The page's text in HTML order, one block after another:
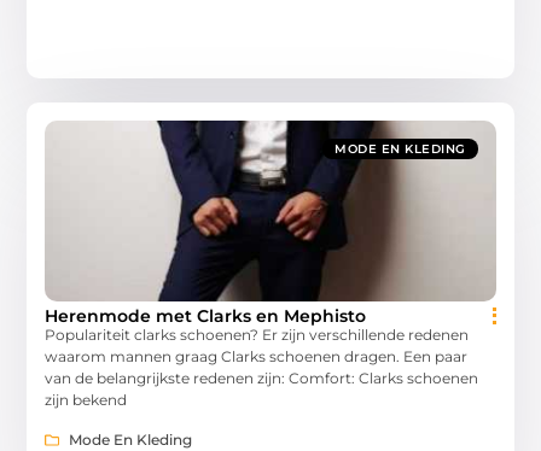
MODE EN KLEDING
Herenmode met Clarks en Mephisto
Populariteit clarks schoenen? Er zijn verschillende redenen
waarom mannen graag Clarks schoenen dragen. Een paar
van de belangrijkste redenen zijn: Comfort: Clarks schoenen
zijn bekend
Mode En Kleding